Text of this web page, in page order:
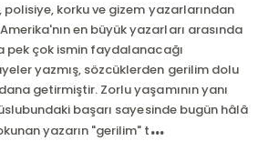
polisiye, korku ve gizem yazarlarından
en büyük yazarları arasında
pek çok ismin faydalanacağı
yazmış, sözcüklerden gerilim dolu
getirmiştir. Zorlu yaşamının yanı
başarı sayesinde bugün hâlâ
yazarın "gerilim" t...